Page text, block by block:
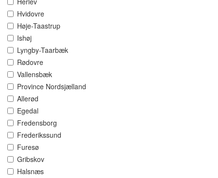
Hvidovre
Høje-Taastrup
Ishøj
Lyngby-Taarbæk
Rødovre
Vallensbæk
Province Nordsjælland
Allerød
Egedal
Fredensborg
Frederikssund
Furesø
Gribskov
Halsnæs